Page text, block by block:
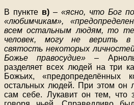
В пункте в) – «ясно, что Бог
«любимчикам»,
всем остальным людям, то
человек, могу не верить в
святость некоторых
Божье правосудие» –
разделяет всех людей на три
Божьих, «предопределённых
остальных людей. При этом он
сам себе. Лукавит он тем, что